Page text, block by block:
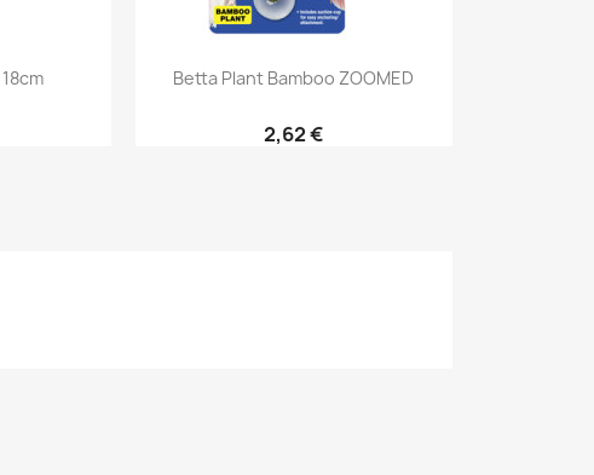
 Aperçu rapide
Betta Plant Bamboo ZOOMED
2,62 €